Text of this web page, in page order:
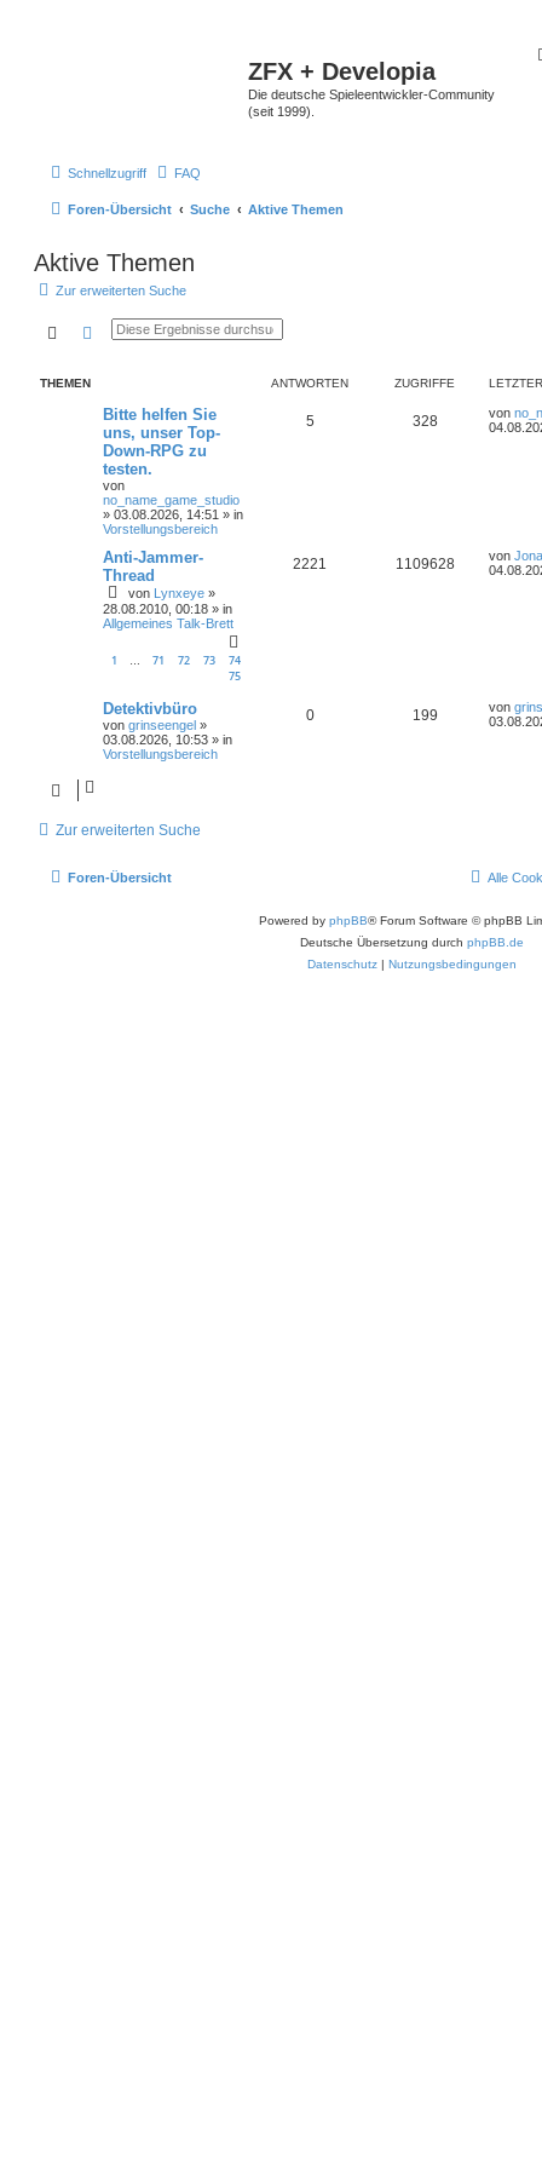
ZFX + Developia
Die deutsche Spieleentwickler-Community
(seit 1999).
Schnellzugriff FAQ
Foren-Übersicht Suche Aktive Themen
Aktive Themen
Zur erweiterten Suche
Suche Erweiterte Suche
THEMEN ANTWORTEN ZUGRIFFE
Bitte helfen Sie
uns, unser Top-
Down-RPG zu
testen.
von
no_name_game_studio
» 03.08.2026, 14:51 » in
Vorstellungsbereich
5 328 von
Anti-Jammer-
Thread
von Lynxeye »
28.08.2010, 00:18 » in
Allgemeines Talk-Brett
1 … 71 72 73
74
75
2221 1109628 von
Detektivbüro
von grinseengel »
03.08.2026, 10:53 » in
Vorstellungsbereich
0 199 von
Zur erweiterten Suche
Foren-Übersicht Alle
Powered by phpBB® Forum Software © phpBB
Deutsche Übersetzung durch phpBB.de
Datenschutz | Nutzungsbedingungen